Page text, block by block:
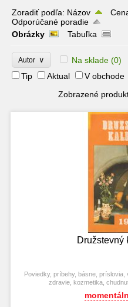
Zoradiť podľa: Názov
Odporúčané poradie
Obrázky
Tabuľka
Autor ∨ Na sklade (0)
Tip
Aktual V obchode
Zobrazené
Družstevný
Poviedky, príbehy, básne, príslovia,
zdravie, kozmetika,